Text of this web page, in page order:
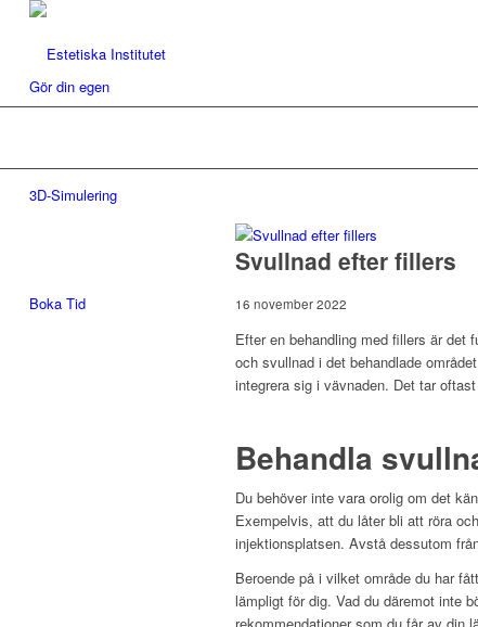
Gör din egen
3D-Simulering
Boka Tid
Svullnad efter fillers
16 november 2022
Efter en behandling med fillers är det
och svullnad i det behandlade
integrera sig i vävnaden. Det tar
Behandla
Du behöver inte vara orolig om det
Exempelvis, att du låter bli att röra
injektionsplatsen. Avstå dessutom
Beroende på i vilket område du har
lämpligt för dig. Vad du däremot inte